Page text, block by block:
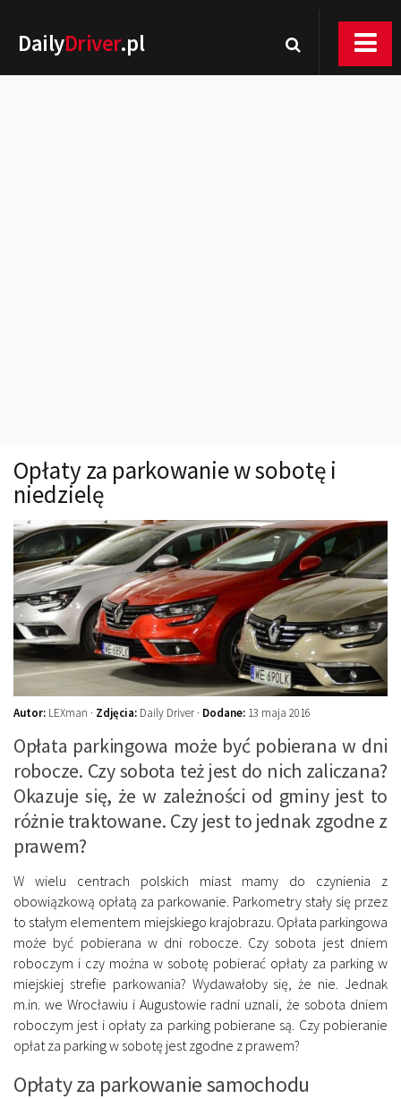
DailyDriver.pl
Technika jazdy
Oświetlenie
Kalkulatory
Przelicznik mocy
Auto z niemiec
Galerie
Opłaty za parkowanie w sobotę i
niedzielę
Autor: LEXman · Zdjęcia: Daily Driver · Dodane: 13 maja 2016
Opłata parkingowa może być pobierana w dni
robocze. Czy sobota też jest do nich zaliczana?
Okazuje się, że w zależności od gminy jest to
różnie traktowane. Czy jest to jednak zgodne z
prawem?
W wielu centrach polskich miast mamy do czynienia z
obowiązkową opłatą za parkowanie. Parkometry stały się przez
to stałym elementem miejskiego krajobrazu. Opłata parkingowa
może być pobierana w dni robocze. Czy sobota jest dniem
roboczym i czy można w sobotę pobierać opłaty za parking w
miejskiej strefie parkowania? Wydawałoby się, że nie. Jednak
m.in. we Wrocławiu i Augustowie radni uznali, że sobota dniem
roboczym jest i opłaty za parking pobierane są. Czy pobieranie
opłat za parking w sobotę jest zgodne z prawem?
Opłaty za parkowanie samochodu